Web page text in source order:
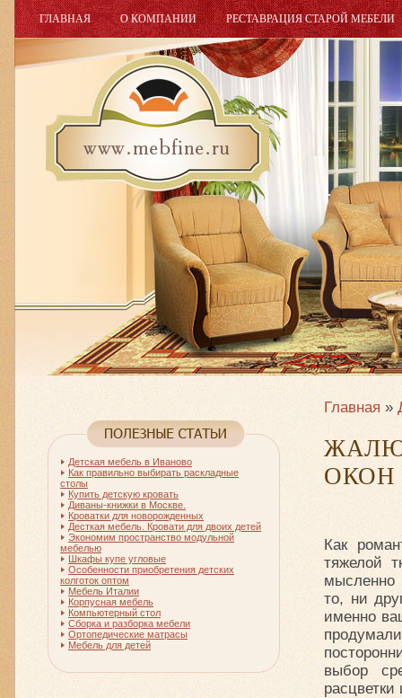
ГЛАВНАЯ О КОМПАНИИ РЕСТАВРАЦИЯ СТАРОЙ МЕБЕЛИ
Главная »
ОКОН
Как
тяжелой
мысленно
то, ни
именно
выбор
расцветки
Детская мебель в Иваново
Как правильно выбирать раскладные
столы
Купить детскую кровать
Диваны-книжки в Москве.
Кроватки для новорожденных
Десткая мебель. Кровати для двоих детей
Экономим пространство модульной
мебелью
Шкафы купе угловые
Особенности приобретения детских
колготок оптом
Мебель Италии
Корпусная мебель
Компьютерный стол
Сборка и разборка мебели
Ортопедические матрасы
Мебель для детей